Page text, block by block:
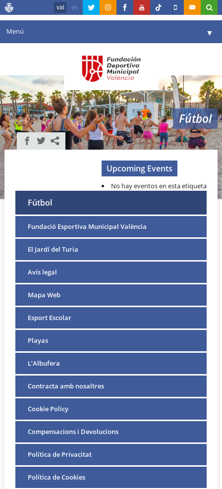
val es
Menú ▼
Agenda
Instal·lacions ▼
Comunicació ▼
València en esport ▼
Fútbol
Upcoming Events
No hay eventos en esta etiqueta
Fútbol
Fundació Esportiva Municipal València
El Jardí del Turia
Avís legal
Mapa Web
Esport Escolar
Playas
L’Albufera
Contracta amb nosaltres
Cookie Policy
Compensacions i Devolucions
Política de Privacitat
Política de Cookies